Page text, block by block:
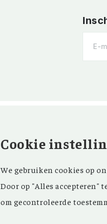
CONTACT
Contact
Bezoekadres
Cookie
We gebruiken cookies op
Door op "Alles accepteren"
om gecontroleerde